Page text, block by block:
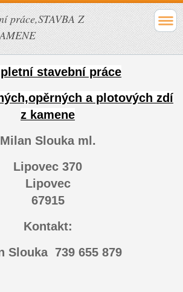
práce,STAVBA Z
stavební práce
a plotových zdí
z kamene
Milan Slouka ml.
Lipovec 370
Lipovec
67915
Kontakt:
Slouka 739 655 879